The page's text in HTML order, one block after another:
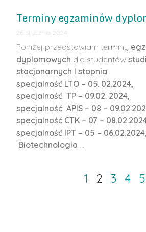
Terminy egzaminów
26 stycznia 2024
Poniżej przedstawiam terminy
dyplomowych dla studentów
stacjonarnych I stopnia
specjalność LTO – 05. 02.2024,
specjalność TP – 09.02. 2024,
specjalność APIS – 08 –
specjalność CTK – 07 –
specjalność IPT – 05 – 06.02.2024,
Biotechnologia …
1 2 3 4 5